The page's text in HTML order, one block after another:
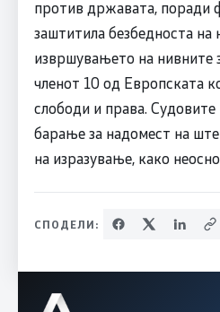
против државата, поради
заштитила безбедноста
извршувањето на нивните
членот 10 од Европската
слободи и права. Судовите
барање за надомест на
на изразување, како
СПОДЕЛИ: